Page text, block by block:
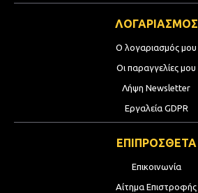
ΛΟΓΑΡΙΑΣΜΟΣ
Ο λογαριασμός μου
Οι παραγγελίες μου
Λήψη Newsletter
Εργαλεία GDPR
ΕΠΙΠΡΟΣΘΕΤΑ
Επικοινωνία
Αίτημα Επιστροφής